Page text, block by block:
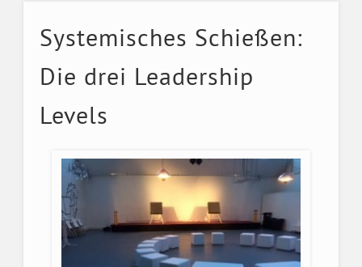
Systemisches Schießen:
Die drei Leadership
Levels